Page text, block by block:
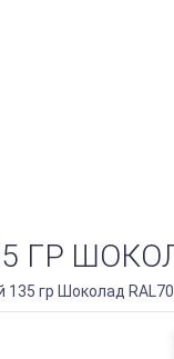
ГР
135 гр Шоколад